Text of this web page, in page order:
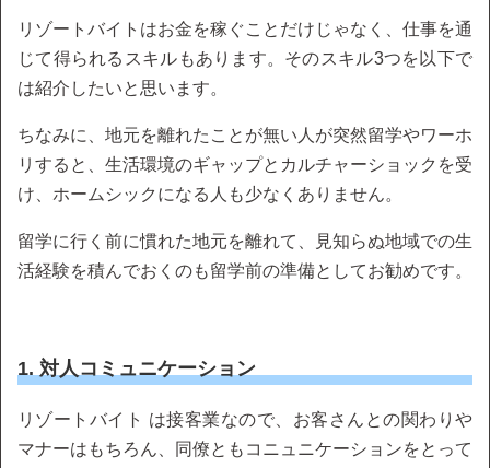
リゾートバイトはお金を稼ぐことだけじゃなく、仕事を通
じて得られるスキルもあります。そのスキル3つを以下で
は紹介したいと思います。
ちなみに、地元を離れたことが無い人が突然留学やワーホ
リすると、生活環境のギャップとカルチャーショックを受
け、ホームシックになる人も少なくありません。
留学に行く前に慣れた地元を離れて、見知らぬ地域での生
活経験を積んでおくのも留学前の準備としてお勧めです。
1. 対人コミュニケーション
リゾートバイト は接客業なので、お客さんとの関わりや
マナーはもちろん、同僚ともコニュニケーションをとって